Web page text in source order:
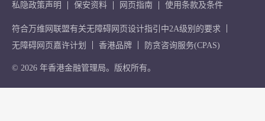
私隐政策声明
保安资料 网页指南 使用条款及条件
符合万维网联盟有关无障碍网页设计指引中2A级别的要求
无障碍网页嘉许计划
香港品牌 防贪咨询服务(CPAS)
© 2026 年香港金融管理局。版权所有。